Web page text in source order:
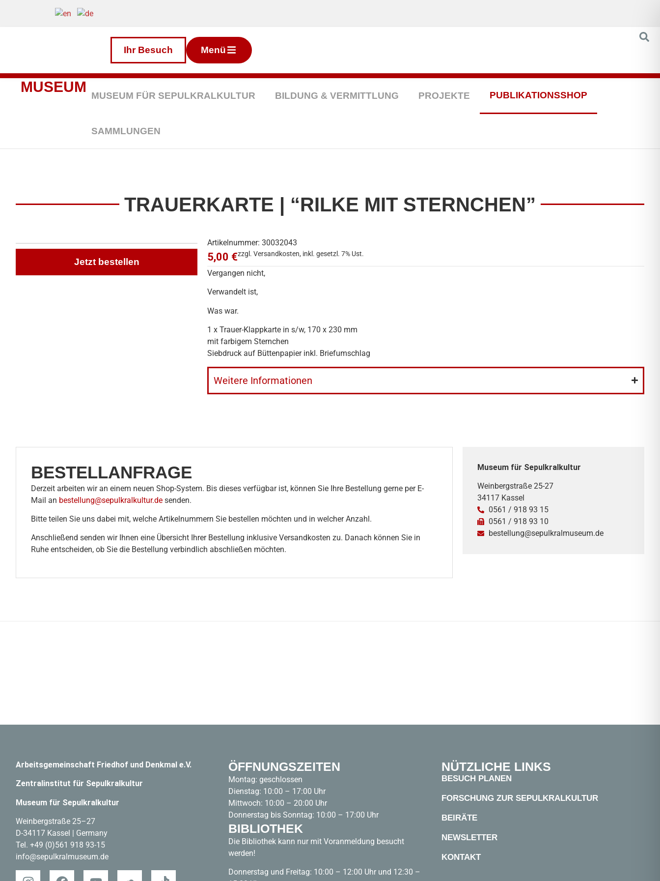
Ihr Besuch Menü
MUSEUM
MUSEUM FÜR SEPULKRALKULTUR BILDUNG & VERMITTLUNG PROJEKTE PUBLIKATIONSSHOP
SAMMLUNGEN
TRAUERKARTE | “RILKE MIT STERNCHEN”
Jetzt bestellen
Artikelnummer: 30032043
5,00 €zzgl. Versandkosten, inkl. gesetzl. 7% Ust.
Vergangen nicht,
Verwandelt ist,
Was war.
1 x Trauer-Klappkarte in s/w, 170 x 230 mm
mit farbigem Sternchen
Siebdruck auf Büttenpapier inkl. Briefumschlag
Weitere Informationen
BESTELLANFRAGE
Derzeit arbeiten wir an einem neuen Shop-System. Bis dieses verfügbar ist, können Sie Ihre Bestellung gerne per E-
Mail an bestellung@sepulkralkultur.de senden.
Bitte teilen Sie uns dabei mit, welche Artikelnummern Sie bestellen möchten und in welcher Anzahl.
Anschließend senden wir Ihnen eine Übersicht Ihrer Bestellung inklusive Versandkosten zu. Danach können Sie in
Ruhe entscheiden, ob Sie die Bestellung verbindlich abschließen möchten.
Museum für Sepulkralkultur
Weinbergstraße 25-27
34117 Kassel
0561 / 918 93 15
0561 / 918 93 10
bestellung@sepulkralmuseum.de
Arbeitsgemeinschaft Friedhof und Denkmal e.V.
Zentralinstitut für Sepulkralkultur
Museum für Sepulkralkultur
Weinbergstraße 25–27
D-34117 Kassel | Germany
Tel. +49 (0)561 918 93-15
info@sepulkralmuseum.de
ÖFFNUNGSZEITEN
Montag: geschlossen
Dienstag: 10:00 – 17:00 Uhr
Mittwoch: 10:00 – 20:00 Uhr
Donnerstag bis Sonntag: 10:00 – 17:00 Uhr
BIBLIOTHEK
Die Bibliothek kann nur mit Voranmeldung besucht
werden!
Donnerstag und Freitag: 10:00 – 12:00 Uhr und 12:30 –
NÜTZLICHE LINKS
BESUCH PLANEN
FORSCHUNG ZUR SEPULKRALKULTUR
BEIRÄTE
NEWSLETTER
KONTAKT